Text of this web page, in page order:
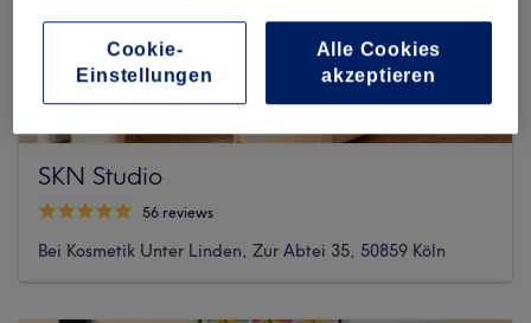
SKN Studio
56 reviews
Bei Kosmetik Unter Linden, Zur Abtei 35, 50859 Köln
Cookie-
Einstellungen
Alle Cookies
akzeptieren